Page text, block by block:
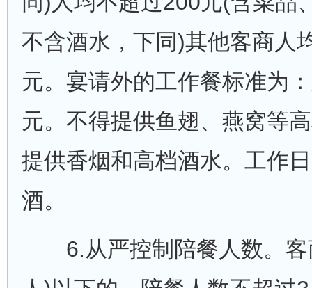
不含酒水，下同)其他客商人
元。宴请外的工作餐标准为
元。不得提供鱼翅、燕窝等
提供香烟和高档酒水。工作
酒。
6.从严控制陪餐人数。客